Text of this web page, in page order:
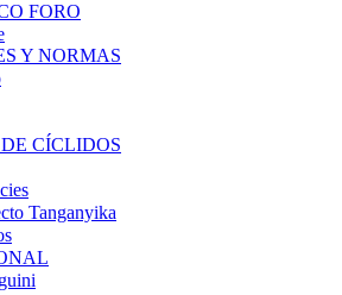
FORO
Y NORMAS
CÍCLIDOS
Tanganyika